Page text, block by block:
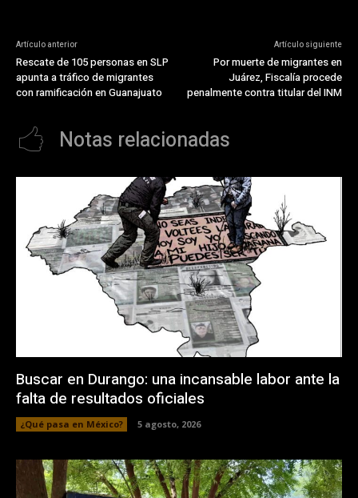
Artículo anterior
Rescate de 105 personas en SLP
apunta a tráfico de migrantes
con ramificación en Guanajuato
Artículo siguiente
Por muerte de migrantes en
Juárez, Fiscalía procede
penalmente contra titular del INM
Notas relacionadas
Buscar en Durango: una incansable labor ante la
falta de resultados oficiales
¿Qué pasa en México? 5 agosto, 2026